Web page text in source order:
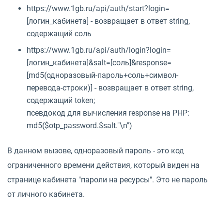
https://www.1gb.ru/api/auth/start?login=
[логин_кабинета] - возвращает в ответ string,
содержащий соль
https://www.1gb.ru/api/auth/login?login=
[логин_кабинета]&salt=[соль]&response=
[md5(одноразовый-пароль+соль+символ-
перевода-строки)] - возвращает в ответ string,
содержащий token;
псевдокод для вычисления response на PHP:
md5($otp_password.$salt."\n")
В данном вызове, одноразовый пароль - это код
ограниченного времени действия, который виден на
странице кабинета "пароли на ресурсы". Это не пароль
от личного кабинета.